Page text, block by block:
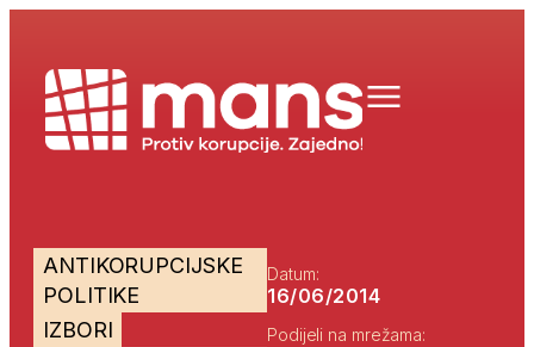
ANTIKORUPCIJSKE
POLITIKE
IZBORI
Datum:
16/06/2014
Podijeli na mrežama: